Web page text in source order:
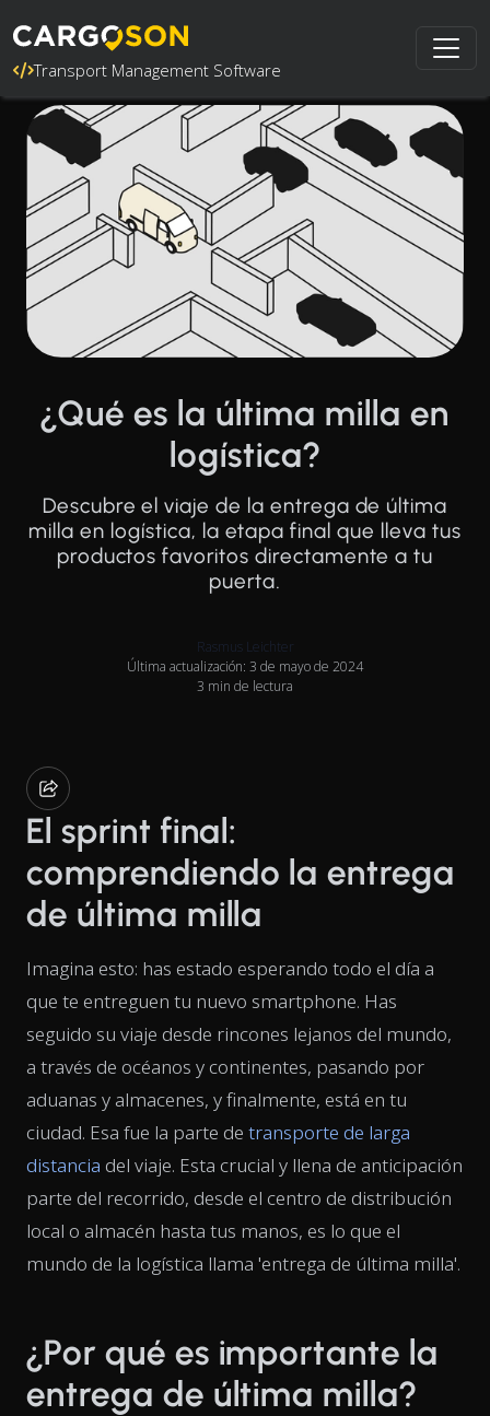
Transport Management Software
¿Qué es la última milla en
logística?
Descubre el viaje de la entrega de última
milla en logística, la etapa final que lleva tus
productos favoritos directamente a tu
puerta.
Rasmus Leichter
Última actualización: 3 de mayo de 2024
3 min de lectura
El sprint final:
comprendiendo la entrega
de última milla
Imagina esto: has estado esperando todo el día a
que te entreguen tu nuevo smartphone. Has
seguido su viaje desde rincones lejanos del mundo,
a través de océanos y continentes, pasando por
aduanas y almacenes, y finalmente, está en tu
ciudad. Esa fue la parte de transporte de larga
distancia del viaje. Esta crucial y llena de anticipación
parte del recorrido, desde el centro de distribución
local o almacén hasta tus manos, es lo que el
mundo de la logística llama 'entrega de última milla'.
¿Por qué es importante la
entrega de última milla?